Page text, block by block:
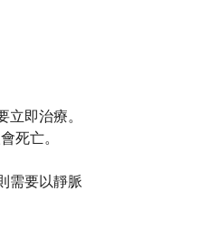
即治療。
死亡。
需要以靜脈